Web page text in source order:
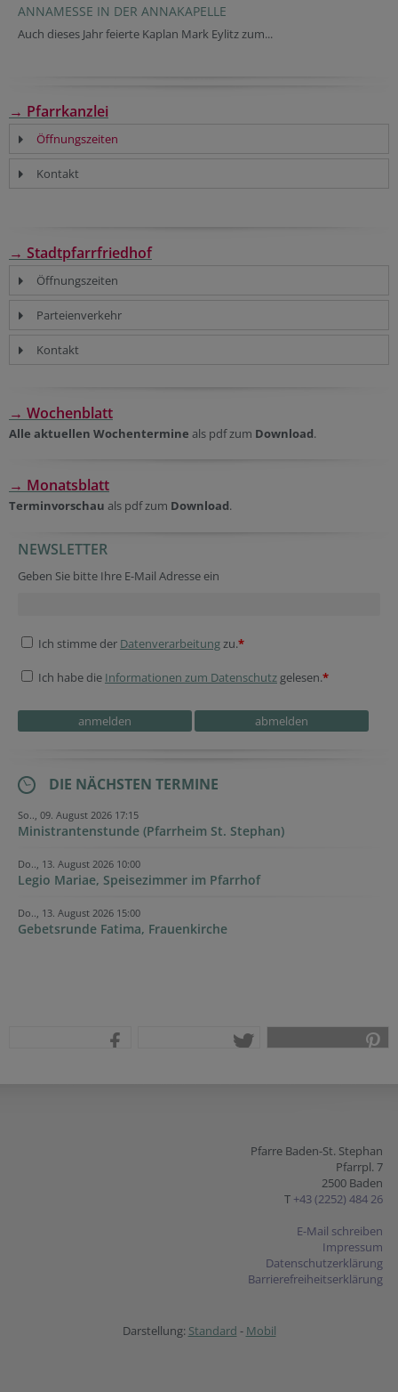
ANNAMESSE IN DER ANNAKAPELLE
Auch dieses Jahr feierte Kaplan Mark Eylitz zum...
→ Pfarrkanzlei
Öffnungszeiten
Kontakt
→ Stadtpfarrfriedhof
Öffnungszeiten
Parteienverkehr
Kontakt
→ Wochenblatt
Alle aktuellen Wochentermine als pdf zum Download.
→ Monatsblatt
Terminvorschau als pdf zum Download.
URL
Session ID
Secondary phone
NEWSLETTER
Geben Sie bitte Ihre E-Mail Adresse ein
Ich stimme der Datenverarbeitungzu.*
Ich habe die Informationen zum Datenschutz gelesen.*
DIE NÄCHSTEN TERMINE
So.., 09. August 2026 17:15
Ministrantenstunde (Pfarrheim St. Stephan)
Do.., 13. August 2026 10:00
Legio Mariae, Speisezimmer im Pfarrhof
Do.., 13. August 2026 15:00
Gebetsrunde Fatima, Frauenkirche
Pfarre Baden-St. Stephan
Pfarrpl. 7
2500 Baden
T +43 (2252) 484 26
E-Mail schreiben
Impressum
Datenschutzerklärung
Barrierefreiheitserklärung
Darstellung: Standard - Mobil